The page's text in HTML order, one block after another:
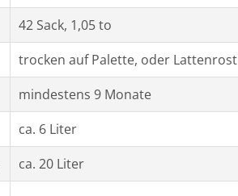
42 Sack, 1,05 to
trocken auf Palette, oder Lattenrost
mindestens 9 Monate
ca. 6 Liter
ca. 20 Liter